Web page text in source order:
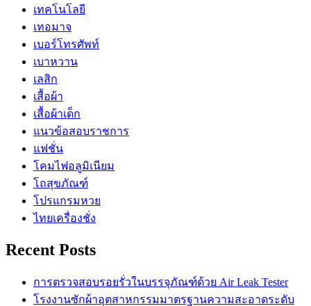
เทคโนโลยี
เทอมาจ
เบอร์โทรศัพท์
เบาหวาน
เลสิก
เสื้อผ้า
เสื้อผ้าเด็ก
แนวข้อสอบราชการ
แฟชั่น
โคมไฟอลูมิเนียม
โถสุขภัณฑ์
โปรแกรมหวย
ไทยเครื่องชั่ง
Recent Posts
การตรวจสอบรอยรั่วในบรรจุภัณฑ์ด้วย Air Leak Tester
โรงงานซักผ้าอุตสาหกรรมมาตรฐานความสะอาดระดับ